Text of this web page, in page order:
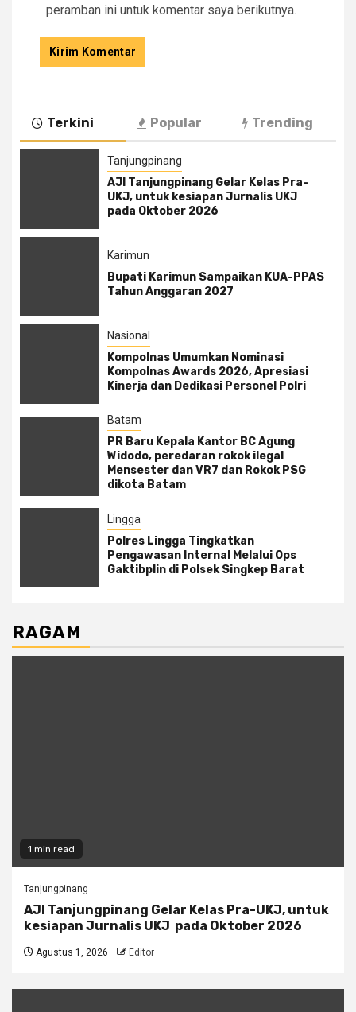
peramban ini untuk komentar saya berikutnya.
Terkini Popular Trending
Tanjungpinang
AJI Tanjungpinang Gelar Kelas Pra-
UKJ, untuk kesiapan Jurnalis UKJ
pada Oktober 2026
Karimun
Bupati Karimun Sampaikan KUA-PPAS
Tahun Anggaran 2027
Nasional
Kompolnas Umumkan Nominasi
Kompolnas Awards 2026, Apresiasi
Kinerja dan Dedikasi Personel Polri
Batam
PR Baru Kepala Kantor BC Agung
Widodo, peredaran rokok ilegal
Mensester dan VR7 dan Rokok PSG
dikota Batam
Lingga
Polres Lingga Tingkatkan
Pengawasan Internal Melalui Ops
Gaktibplin di Polsek Singkep Barat
RAGAM
1 min read
Tanjungpinang
AJI Tanjungpinang Gelar Kelas Pra-UKJ, untuk
kesiapan Jurnalis UKJ pada Oktober 2026
Agustus 1, 2026 Editor